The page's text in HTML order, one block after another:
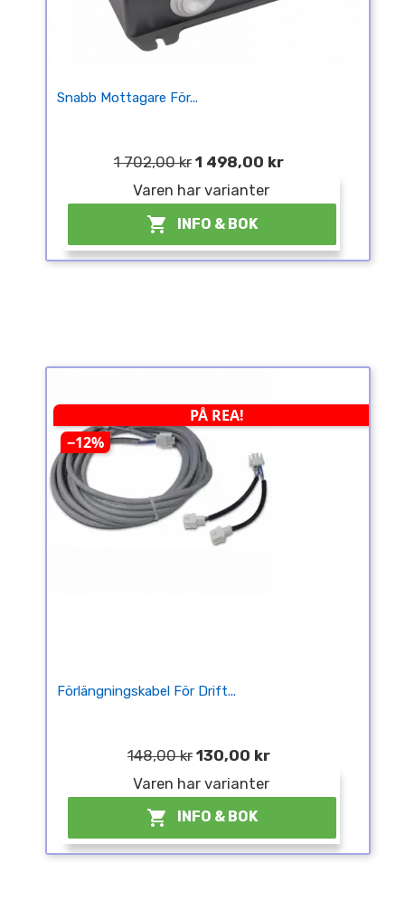
Snabb Mottagare För...
1 702,00 kr 1 498,00 kr
Varen har varianter
 INFO & BOK
PÅ REA!
−12%
Förlängningskabel För Drift...
148,00 kr 130,00 kr
Varen har varianter
 INFO & BOK